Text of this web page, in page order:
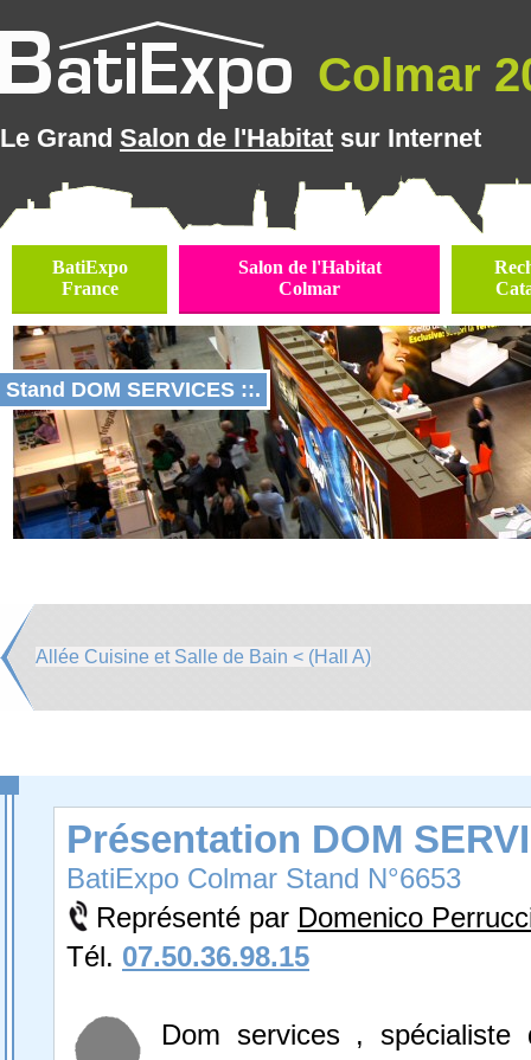
Colmar
Le Grand Salon de l'Habitat sur Internet
BatiExpo
France
Salon de l'Habitat
Colmar
Stand DOM SERVICES ::.
Allée Cuisine et Salle de Bain < (Hall A)
Présentation DOM
BatiExpo Colmar Stand N°6653
Représenté par Domenico
Tél. 07.50.36.98.15
Dom services ,